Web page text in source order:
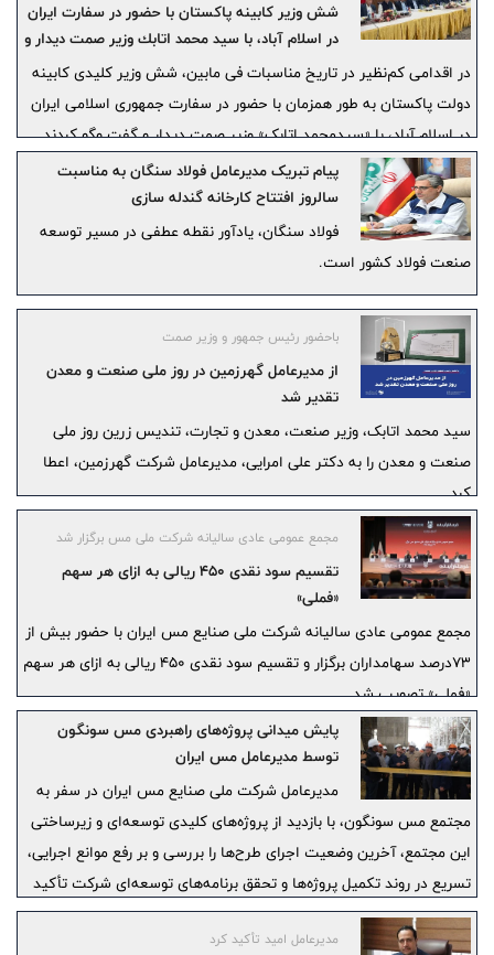
شش وزیر کابینه پاکستان با حضور در سفارت ایران
در اسلام آباد، با سيد محمد اتابك وزير صمت ديدار و
گفتگو كردند
در اقدامی کم‌نظیر در تاریخ مناسبات فی مابین، شش وزیر کلیدی کابینه
دولت پاکستان به طور همزمان با حضور در سفارت جمهوری اسلامی ایران
در اسلام آباد، با «سیدمحمد اتابک» وزير صمت دیدار و گفت وگو کردند.
پیام تبریک مدیرعامل فولاد سنگان به مناسبت
سالروز افتتاح کارخانه گندله سازی
فولاد سنگان، یادآور نقطه عطفی در مسیر توسعه
صنعت فولاد کشور است.
باحضور رئیس جمهور و وزیر صمت
از مدیرعامل گهرزمین در روز ملی صنعت و معدن
تقدیر شد
سید محمد اتابک، وزیر صنعت، معدن و تجارت، تندیس زرین روز ملی
صنعت و معدن را به دکتر علی امرایی، مدیرعامل شرکت گهرزمین، اعطا
کرد.
مجمع عمومی عادی سالیانه شرکت ملی مس برگزار شد
تقسیم سود نقدی ۴۵۰ ریالی به ازای هر سهم
«فملی»
مجمع عمومی عادی سالیانه شرکت ملی صنایع مس ایران با حضور بیش از
۷۳درصد سهامداران برگزار و تقسیم سود نقدی ۴۵۰ ریالی به ازای هر سهم
«فملی» تصویب شد.
پایش میدانی پروژه‌های راهبردی مس سونگون
توسط مدیرعامل مس ایران
مدیرعامل شرکت ملی صنایع مس ایران در سفر به
مجتمع مس سونگون، با بازدید از پروژه‌های کلیدی توسعه‌ای و زیرساختی
این مجتمع، آخرین وضعیت اجرای طرح‌ها را بررسی و بر رفع موانع اجرایی،
تسریع در روند تکمیل پروژه‌ها و تحقق برنامه‌های توسعه‌ای شرکت تأکید
کرد.
مدیرعامل امید تأکید کرد